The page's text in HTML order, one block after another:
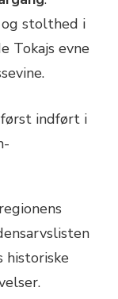
og stolthed i
Tokajs evne
indført i
historiske